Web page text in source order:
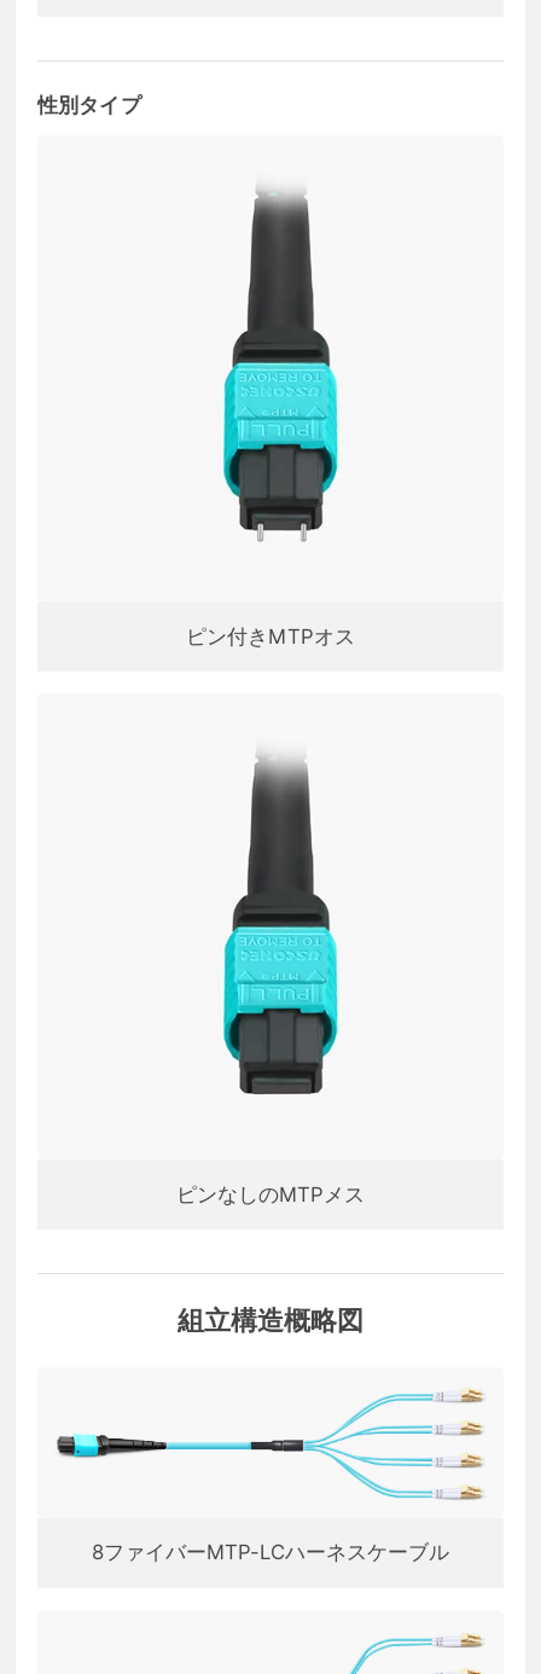
性別タイプ
ピン付きMTPオス
ピンなしのMTPメス
組立構造概略図
8ファイバーMTP-LCハーネスケーブル